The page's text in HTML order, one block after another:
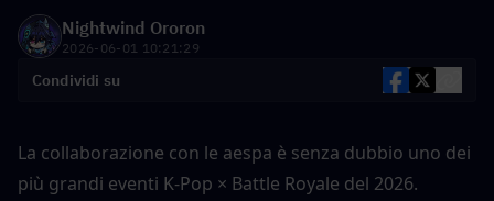
Nightwind Ororon
2026-06-01 10:21:29
Condividi su
La collaborazione con le aespa è senza dubbio uno dei
più grandi eventi K-Pop × Battle Royale del 2026.